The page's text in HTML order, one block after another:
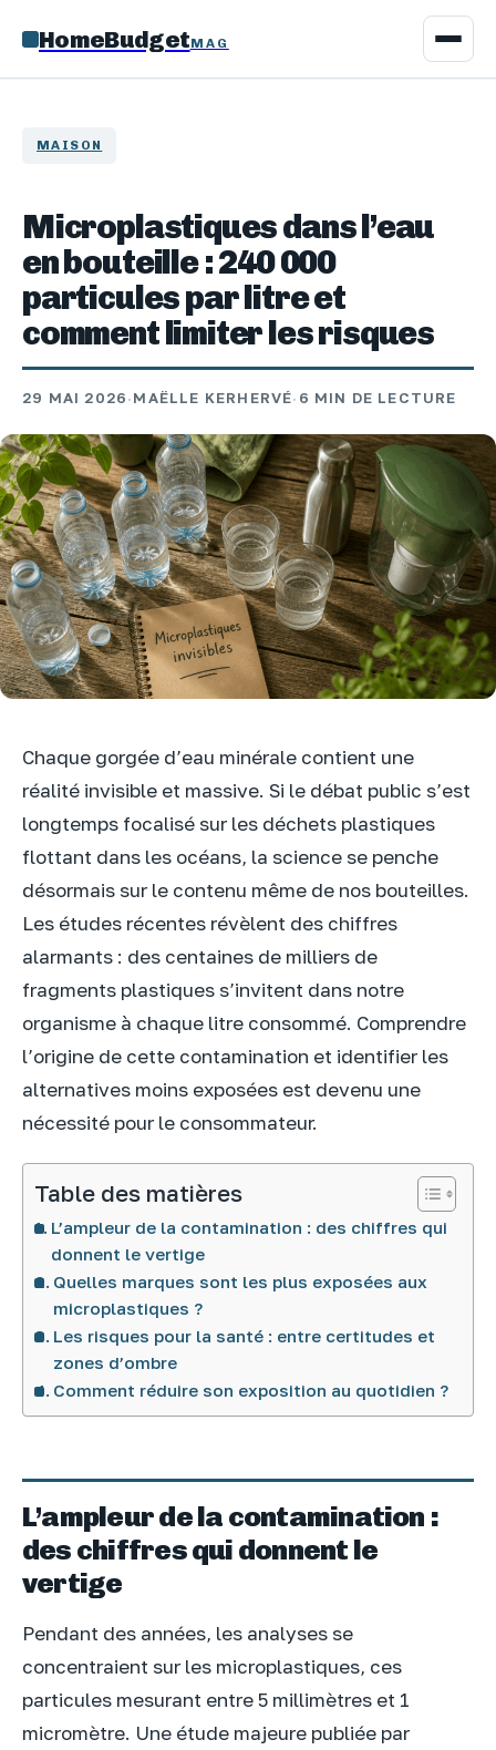
HomeBudgetMAG
MAISON
Microplastiques dans l’eau
en bouteille : 240 000
particules par litre et
comment limiter les risques
29 MAI 2026·MAËLLE KERHERVÉ· 6 MIN DE LECTURE
Chaque gorgée d’eau minérale contient une
réalité invisible et massive. Si le débat public s’est
longtemps focalisé sur les déchets plastiques
flottant dans les océans, la science se penche
désormais sur le contenu même de nos bouteilles.
Les études récentes révèlent des chiffres
alarmants : des centaines de milliers de
fragments plastiques s’invitent dans notre
organisme à chaque litre consommé. Comprendre
l’origine de cette contamination et identifier les
alternatives moins exposées est devenu une
nécessité pour le consommateur.
Table des matières
L’ampleur de la contamination : des chiffres qui
donnent le vertige
Quelles marques sont les plus exposées aux
microplastiques ?
Les risques pour la santé : entre certitudes et
zones d’ombre
Comment réduire son exposition au quotidien ?
L’ampleur de la contamination :
des chiffres qui donnent le
vertige
Pendant des années, les analyses se
concentraient sur les microplastiques, ces
particules mesurant entre 5 millimètres et 1
micromètre. Une étude majeure publiée par